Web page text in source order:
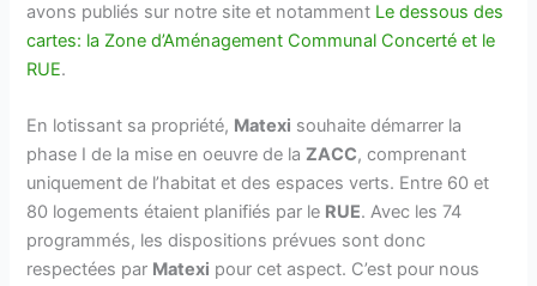
avons publiés sur notre site et notamment Le dessous des
cartes: la Zone d’Aménagement Communal Concerté et le
RUE.
En lotissant sa propriété, Matexi souhaite démarrer la
phase I de la mise en oeuvre de laZACC, comprenant
uniquement de l’habitat et des espaces verts. Entre 60 et
80 logements étaient planifiés par le RUE. Avec les 74
programmés, les dispositions prévues sont donc
respectées par Matexi pour cet aspect. C’est pour nous